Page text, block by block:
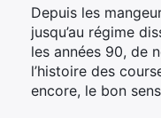
Depuis les
jusqu’au régime
les années 90, de
l’histoire des
encore, le bon